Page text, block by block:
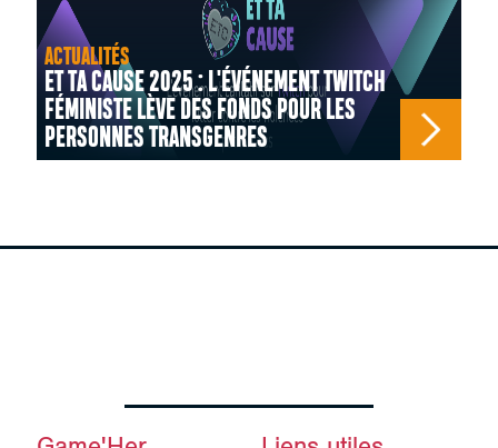
ACTUALITÉS
ET TA CAUSE 2025 : L'ÉVÉNEMENT TWITCH
FÉMINISTE LÈVE DES FONDS POUR LES
PERSONNES TRANSGENRES